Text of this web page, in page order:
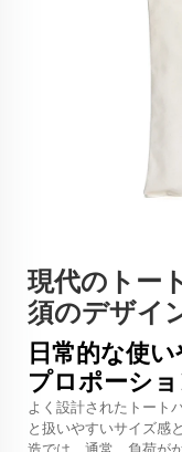
現代のトー
須のデザイ
日常的な使
プロポーシ
よく設計されたトート
と扱いやすいサイズ感